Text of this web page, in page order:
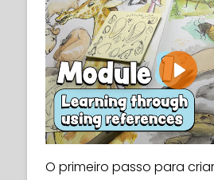
Play
O primeiro passo para